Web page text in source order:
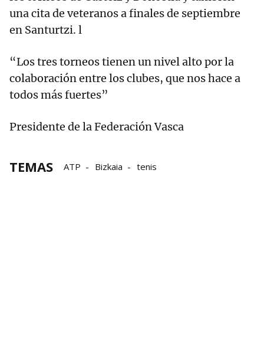
una cita de veteranos a finales de septiembre
en Santurtzi. l
“Los tres torneos tienen un nivel alto por la
colaboración entre los clubes, que nos hace a
todos más fuertes”
Presidente de la Federación Vasca
TEMAS ATP Bizkaia tenis